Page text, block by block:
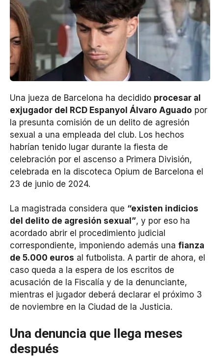
Una jueza de Barcelona ha decidido procesar al
exjugador del RCD Espanyol Álvaro Aguado por
la presunta comisión de un delito de agresión
sexual a una empleada del club. Los hechos
habrían tenido lugar durante la fiesta de
celebración por el ascenso a Primera División,
celebrada en la discoteca Opium de Barcelona el
23 de junio de 2024.
La magistrada considera que “existen indicios
del delito de agresión sexual”, y por eso ha
acordado abrir el procedimiento judicial
correspondiente, imponiendo además una fianza
de 5.000 euros al futbolista. A partir de ahora, el
caso queda a la espera de los escritos de
acusación de la Fiscalía y de la denunciante,
mientras el jugador deberá declarar el próximo 3
de noviembre en la Ciudad de la Justicia.
Una denuncia que llega meses
después